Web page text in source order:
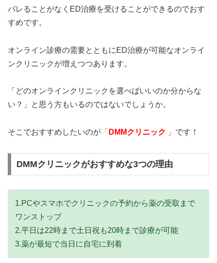
バレることがなくED治療を受けることができるのでおす
すめです。
オンライン診療の需要とともにED治療が可能なオンライ
ンクリニックが増えつつあります。
「どのオンラインクリニックを選べばいいのか分からな
い？」と思う方もいるのではないでしょうか。
そこでおすすめしたいのが 「 DMMクリニック 」 です！
DMMクリニックがおすすめな3つの理由
1.PCやスマホでクリニックの予約から薬の受取まで
ワンストップ
2.平日は22時まで土日祝も20時まで診療が可能
3.薬が最短で当日に自宅に到着